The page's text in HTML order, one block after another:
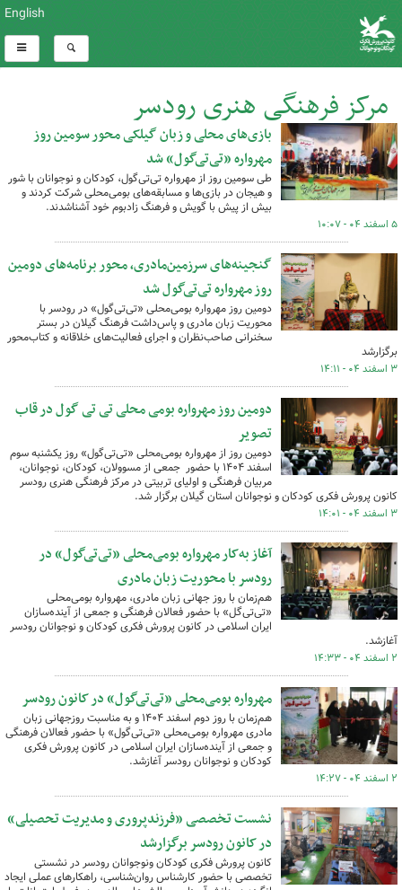
English
مرکز فرهنگی هنری رودسر
کل اخبار:26
بازی‌های محلی و زبان گیلکی محور سومین روز
مهرواره «تی‌تی‌گول» شد
طی سومین روز از مهرواره تی‌تی‌گول، کودکان و نوجوانان با شور
و هیجان در بازی‌ها و مسابقه‌های بومی‌محلی شرکت کردند و
بیش از پیش با گویش و فرهنگ زادبوم خود آشناشدند.
۵ اسفند ۰۴ - ۱۰:۰۷
گنجینه‌های سرزمین‌مادری، محور برنامه‌های دومین
روز مهرواره تی‌تی‌گول شد
دومین روز مهرواره بومی‌محلی «تی‌تی‌گول» در رودسر با
محوریت زبان مادری و پاس‌داشت فرهنگ گیلان در بستر
سخنرانی صاحب‌نظران و اجرای فعالیت‌های خلاقانه و کتاب‌محور
برگزارشد
۳ اسفند ۰۴ - ۱۴:۱۱
دومین روز مهرواره بومی محلی تی تی گول در قاب
تصویر
دومین روز از مهرواره بومی‌محلی «تی‌تی‌گول» روز یکشنبه سوم
اسفند ۱۴۰۴ با حضور جمعی از مسوولان، کودکان، نوجوانان،
مربیان فرهنگی و اولیای تربیتی در مرکز فرهنگی هنری رودسر
کانون پرورش فکری کودکان و نوجوانان استان گیلان برگزار شد.
۳ اسفند ۰۴ - ۱۴:۰۱
آغاز به‌کار مهرواره بومی‌محلی «تی‌تی‌گول» در
رودسر با محوریت زبان مادری
هم‌زمان با روز جهانی زبان مادری، مهرواره بومی‌محلی
«تی‌تی‌گل» با حضور فعالان فرهنگی و جمعی از آینده‌سازان
ایران اسلامی در کانون پرورش فکری کودکان و نوجوانان رودسر
آغازشد.
۲ اسفند ۰۴ - ۱۴:۳۳
مهرواره بومی‌محلی «تی‌تی‌گول» در کانون رودسر
هم‌زمان با روز دوم اسفند ۱۴۰۴ و به مناسبت روزجهانی زبان
مادری مهرواره بومی‌محلی «تی‌تی‌گول» با حضور فعالان فرهنگی
و جمعی از آینده‌سازان ایران اسلامی در کانون پرورش فکری
کودکان و نوجوانان رودسر آغازشد.
۲ اسفند ۰۴ - ۱۴:۲۷
نشست تخصصی «فرزندپروری و مدیریت تحصیلی»
در کانون رودسر برگزارشد
کانون پرورش فکری کودکان ونوجوانان رودسر در نشستی
تخصصی با حضور کارشناس روان‌شناسی، راهکارهای عملی ایجاد